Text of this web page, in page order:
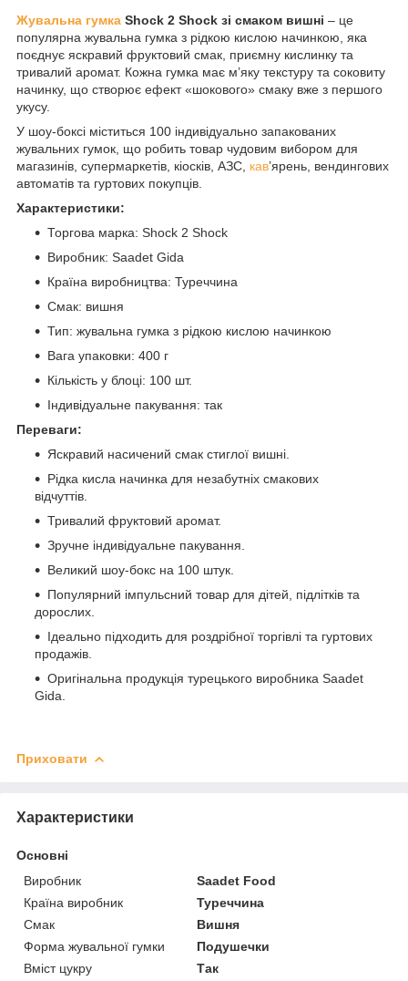
Жувальна гумка Shock 2 Shock зі смаком вишні – це
популярна жувальна гумка з рідкою кислою начинкою, яка
поєднує яскравий фруктовий смак, приємну кислинку та
тривалий аромат. Кожна гумка має м’яку текстуру та соковиту
начинку, що створює ефект «шокового» смаку вже з першого
укусу.
У шоу-боксі міститься 100 індивідуально запакованих
жувальних гумок, що робить товар чудовим вибором для
магазинів, супермаркетів, кіосків, АЗС, кав’ярень, вендингових
автоматів та гуртових покупців.
Характеристики:
Торгова марка: Shock 2 Shock
Виробник: Saadet Gida
Країна виробництва: Туреччина
Смак: вишня
Тип: жувальна гумка з рідкою кислою начинкою
Вага упаковки: 400 г
Кількість у блоці: 100 шт.
Індивідуальне пакування: так
Переваги:
Яскравий насичений смак стиглої вишні.
Рідка кисла начинка для незабутніх смакових
відчуттів.
Тривалий фруктовий аромат.
Зручне індивідуальне пакування.
Великий шоу-бокс на 100 штук.
Популярний імпульсний товар для дітей, підлітків та
дорослих.
Ідеально підходить для роздрібної торгівлі та гуртових
продажів.
Оригінальна продукція турецького виробника Saadet
Gida.
Приховати
Характеристики
Основні
Виробник
Saadet Food
Країна виробник
Туреччина
Смак
Вишня
Форма жувальної гумки
Подушечки
Вміст цукру
Так